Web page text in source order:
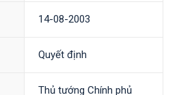
14-08-2003
Quyết định
Thủ tướng Chính phủ